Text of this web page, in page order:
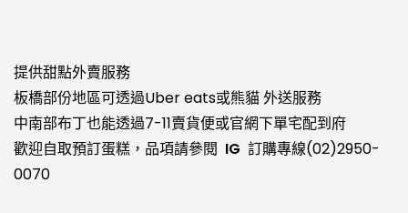
提供甜點外賣服務
板橋部份地區可透過Uber eats或熊貓外送服務
中南部布丁也能透過7-11賣貨便或官網下單宅配到府
歡迎自取預訂蛋糕，品項請參閱 IG 訂購專線(02)2950-
0070